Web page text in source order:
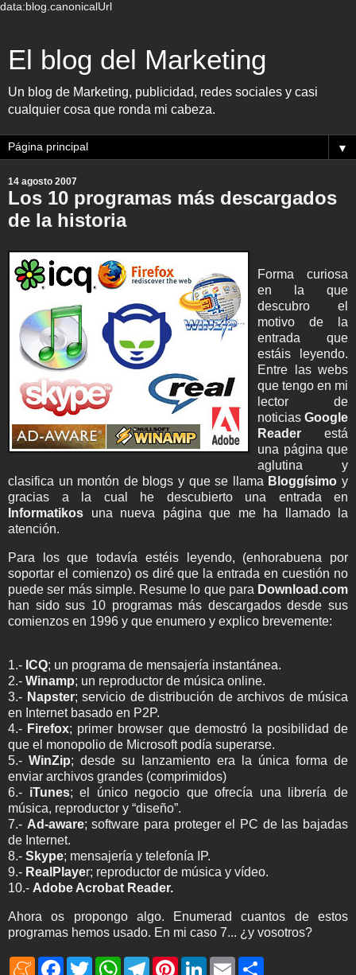
data:blog.canonicalUrl
El blog del Marketing
Un blog de Marketing, publicidad, redes sociales y casi
cualquier cosa que ronda mi cabeza.
▼
14 agosto 2007
Los 10 programas más descargados
de la historia
Forma curiosa
en la que
descubro el
motivo de la
entrada que
estáis leyendo.
Entre las webs
que tengo en mi
lector de
noticias Google
Reader está
una página que
aglutina y
clasifica un montón de blogs y que se llama Bloggísimo y
gracias a la cual he descubierto una entrada en
Informatikos una nueva página que me ha llamado la
atención.
Para los que todavía estéis leyendo, (enhorabuena por
soportar el comienzo) os diré que la entrada en cuestión no
puede ser más simple. Resume lo que para Download.com
han sido sus 10 programas más descargados desde sus
comienzos en 1996 y que enumero y explico brevemente:
1.- ICQ; un programa de mensajería instantánea.
2.- Winamp; un reproductor de música online.
3.- Napster; servicio de distribución de archivos de música
en Internet basado en P2P.
4.- Firefox; primer browser que demostró la posibilidad de
que el monopolio de Microsoft podía superarse.
5.- WinZip; desde su lanzamiento era la única forma de
enviar archivos grandes (comprimidos)
6.- iTunes; el único negocio que ofrecía una librería de
música, reproductor y “diseño”.
7.- Ad-aware; software para proteger el PC de las bajadas
de Internet.
8.- Skype; mensajería y telefonía IP.
9.- RealPlayer; reproductor de música y vídeo.
10.- Adobe Acrobat Reader.
Ahora os propongo algo. Enumerad cuantos de estos
programas hemos usado. En mi caso 7... ¿y vosotros?
M
F
T
W
T
P
L
E